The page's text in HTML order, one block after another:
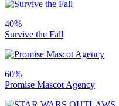
40%
Survive the Fall
60%
Promise Mascot Agency